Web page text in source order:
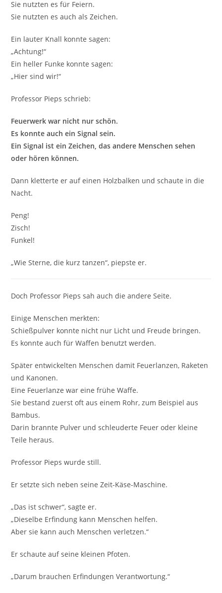
Sie nutzten es für Feiern.
Sie nutzten es auch als Zeichen.
Ein lauter Knall konnte sagen:
„Achtung!“
Ein heller Funke konnte sagen:
„Hier sind wir!“
Professor Pieps schrieb:
Feuerwerk war nicht nur schön.
Es konnte auch ein Signal sein.
Ein Signal ist ein Zeichen, das andere Menschen sehen
oder hören können.
Dann kletterte er auf einen Holzbalken und schaute in die
Nacht.
Peng!
Zisch!
Funkel!
„Wie Sterne, die kurz tanzen“, piepste er.
Doch Professor Pieps sah auch die andere Seite.
Einige Menschen merkten:
Schießpulver konnte nicht nur Licht und Freude bringen.
Es konnte auch für Waffen benutzt werden.
Später entwickelten Menschen damit Feuerlanzen, Raketen
und Kanonen.
Eine Feuerlanze war eine frühe Waffe.
Sie bestand zuerst oft aus einem Rohr, zum Beispiel aus
Bambus.
Darin brannte Pulver und schleuderte Feuer oder kleine
Teile heraus.
Professor Pieps wurde still.
Er setzte sich neben seine Zeit-Käse-Maschine.
„Das ist schwer“, sagte er.
„Dieselbe Erfindung kann Menschen helfen.
Aber sie kann auch Menschen verletzen.“
Er schaute auf seine kleinen Pfoten.
„Darum brauchen Erfindungen Verantwortung.“